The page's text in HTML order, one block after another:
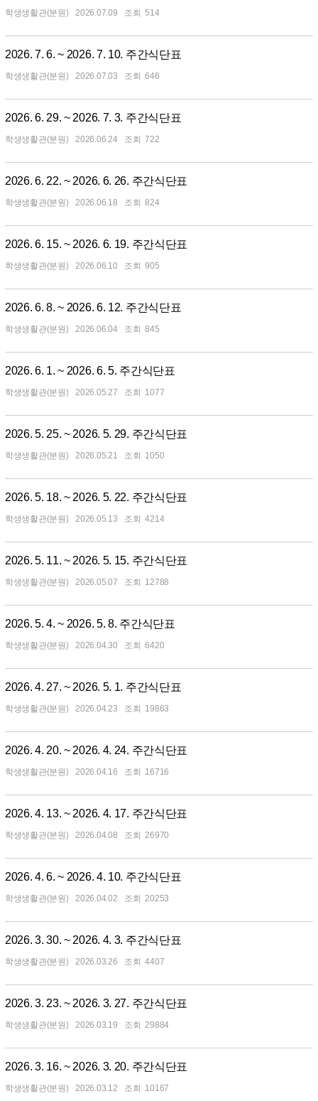
학생생활관(분원) 2026.07.09 514
2026. 7. 6. ~ 2026. 7. 10. 주간식단표
학생생활관(분원) 2026.07.03 646
2026. 6. 29. ~ 2026. 7. 3. 주간식단표
학생생활관(분원) 2026.06.24 722
2026. 6. 22. ~ 2026. 6. 26. 주간식단표
학생생활관(분원) 2026.06.18 824
2026. 6. 15. ~ 2026. 6. 19. 주간식단표
학생생활관(분원) 2026.06.10 905
2026. 6. 8. ~ 2026. 6. 12. 주간식단표
학생생활관(분원) 2026.06.04 845
2026. 6. 1. ~ 2026. 6. 5. 주간식단표
학생생활관(분원) 2026.05.27 1077
2026. 5. 25. ~ 2026. 5. 29. 주간식단표
학생생활관(분원) 2026.05.21 1050
2026. 5. 18. ~ 2026. 5. 22. 주간식단표
학생생활관(분원) 2026.05.13 4214
2026. 5. 11. ~ 2026. 5. 15. 주간식단표
학생생활관(분원) 2026.05.07 12788
2026. 5. 4. ~ 2026. 5. 8. 주간식단표
학생생활관(분원) 2026.04.30 6420
2026. 4. 27. ~ 2026. 5. 1. 주간식단표
학생생활관(분원) 2026.04.23 19863
2026. 4. 20. ~ 2026. 4. 24. 주간식단표
학생생활관(분원) 2026.04.16 16716
2026. 4. 13. ~ 2026. 4. 17. 주간식단표
학생생활관(분원) 2026.04.08 26970
2026. 4. 6. ~ 2026. 4. 10. 주간식단표
학생생활관(분원) 2026.04.02 20253
2026. 3. 30. ~ 2026. 4. 3. 주간식단표
학생생활관(분원) 2026.03.26 4407
2026. 3. 23. ~ 2026. 3. 27. 주간식단표
학생생활관(분원) 2026.03.19 29884
2026. 3. 16. ~ 2026. 3. 20. 주간식단표
학생생활관(분원) 2026.03.12 10167